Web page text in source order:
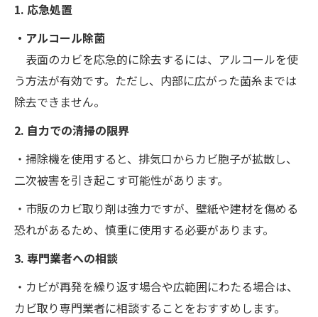
1. 応急処置
・アルコール除菌
表面のカビを応急的に除去するには、アルコールを使
う方法が有効です。ただし、内部に広がった菌糸までは
除去できません。
2. 自力での清掃の限界
・掃除機を使用すると、排気口からカビ胞子が拡散し、
二次被害を引き起こす可能性があります。
・市販のカビ取り剤は強力ですが、壁紙や建材を傷める
恐れがあるため、慎重に使用する必要があります。
3. 専門業者への相談
・カビが再発を繰り返す場合や広範囲にわたる場合は、
カビ取り専門業者に相談することをおすすめします。